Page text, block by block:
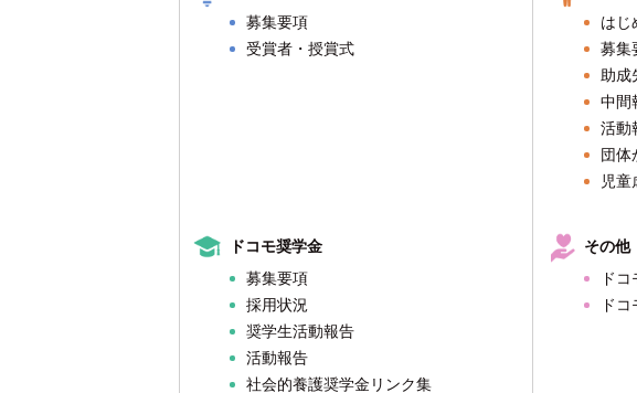
募集要項
受賞者・授賞式
はじ
募集
助成
中間
活動
団体
児童
ドコモ奨学金
募集要項
採用状況
奨学生活動報告
活動報告
社会的養護奨学金リンク集
その他
ド
ド